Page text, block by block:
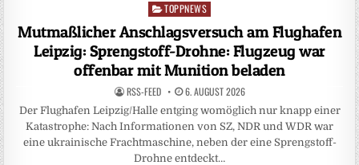
Posted
in
TOPPNEWS
Mutmaßlicher Anschlagsversuch am Flughafen
Leipzig: Sprengstoff-Drohne: Flugzeug war
offenbar mit Munition beladen
RSS-FEED 6. AUGUST 2026
Der Flughafen Leipzig/Halle entging womöglich nur knapp einer
Katastrophe: Nach Informationen von SZ, NDR und WDR war
eine ukrainische Frachtmaschine, neben der eine Sprengstoff-
Drohne entdeckt…